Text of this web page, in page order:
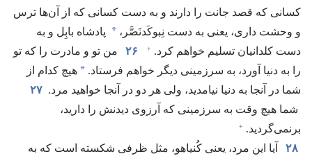
کسانی که قصد جانت را دارند و به دست کسانی که از آن‌ها ترس
و وحشت داری،‏ یعنی به دست نِبوکَدنَصَّر،‏ * پادشاه بابِل و به
دست کلدانیان تسلیم خواهم کرد.‏ + ۲۶
من تو و مادرت را که تو
را به دنیا آورد،‏ به سرزمینی دیگر خواهم فرستاد.‏ * هیچ کدام از
شما در آنجا به دنیا نیامدید،‏ ولی هر دو در آنجا خواهید مرد.‏ ۲۷
شما هیچ وقت به سرزمینی که آرزوی دیدنش را دارید،‏
برنمی‌گردید.‏ +
۲۸
آیا این مرد،‏ یعنی کُنیاهو،‏ مثل ظرفی شکسته است که به